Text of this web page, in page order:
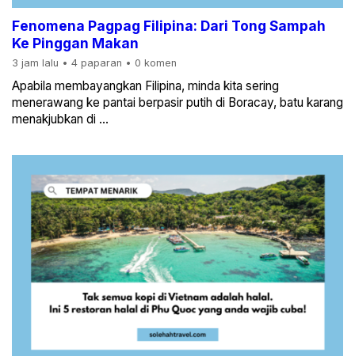
Fenomena Pagpag Filipina: Dari Tong Sampah
Ke Pinggan Makan
3 jam lalu • 4 paparan • 0 komen
Apabila membayangkan Filipina, minda kita sering
menerawang ke pantai berpasir putih di Boracay, batu karang
menakjubkan di ...